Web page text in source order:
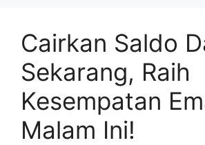
Cairkan Saldo
Sekarang, Raih
Kesempatan
Malam Ini!